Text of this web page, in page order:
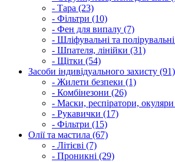
- Тара (23)
- Фільтри (10)
- Фен для випалу (7)
- Шліфувальні та
- Шпателя, лінійки (31)
- Щітки (54)
Засоби індивідуального захисту (91)
- Жилети безпеки (1)
- Комбінезони (26)
- Маски, респіратори,
- Рукавички (17)
- Фільтри (15)
Олії та мастила (67)
- Літієві (7)
- Проникні (29)